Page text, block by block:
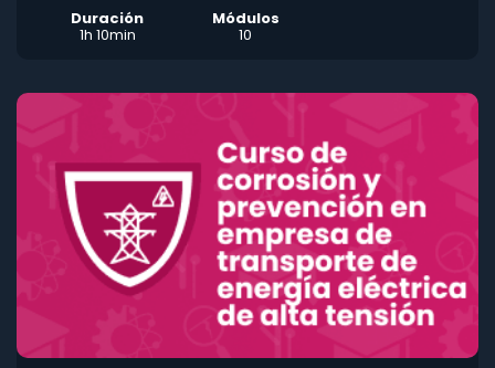
Duración
1h 10min
Módulos
10